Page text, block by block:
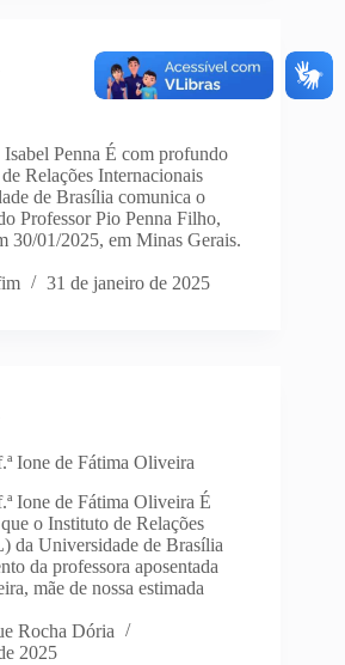
Isabel Penna É com profundo
Relações Internacionais
de Brasília comunica o
Professor Pio Penna Filho,
30/01/2025, em Minas Gerais.
31 de janeiro de 2025
Ione de Fátima Oliveira
Ione de Fátima Oliveira É
o Instituto de Relações
da Universidade de Brasília
da professora aposentada
mãe de nossa estimada
Rocha Dória
2025